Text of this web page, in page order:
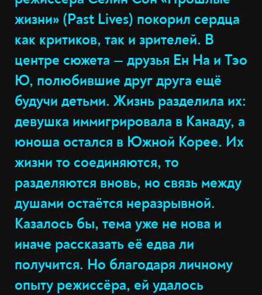
жизни» (Past Lives) покорил сердца
как критиков, так и зрителей. В
центре сюжета — друзья Ен На и Тэо
Ю, полюбившие друг друга ещё
будучи детьми. Жизнь разделила их:
девушка иммигрировала в Канаду, а
юноша остался в Южной Корее. Их
жизни то соединяются, то
разделяются вновь, но связь между
душами остаётся неразрывной.
Казалось бы, тема уже не нова и
иначе рассказать её едва ли
получится. Но благодаря личному
опыту режиссёра, ей удалось